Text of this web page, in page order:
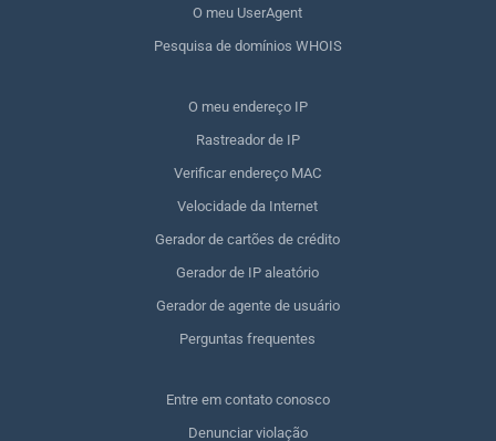
O meu UserAgent
Pesquisa de domínios WHOIS
O meu endereço IP
Rastreador de IP
Verificar endereço MAC
Velocidade da Internet
Gerador de cartões de crédito
Gerador de IP aleatório
Gerador de agente de usuário
Perguntas frequentes
Entre em contato conosco
Denunciar violação